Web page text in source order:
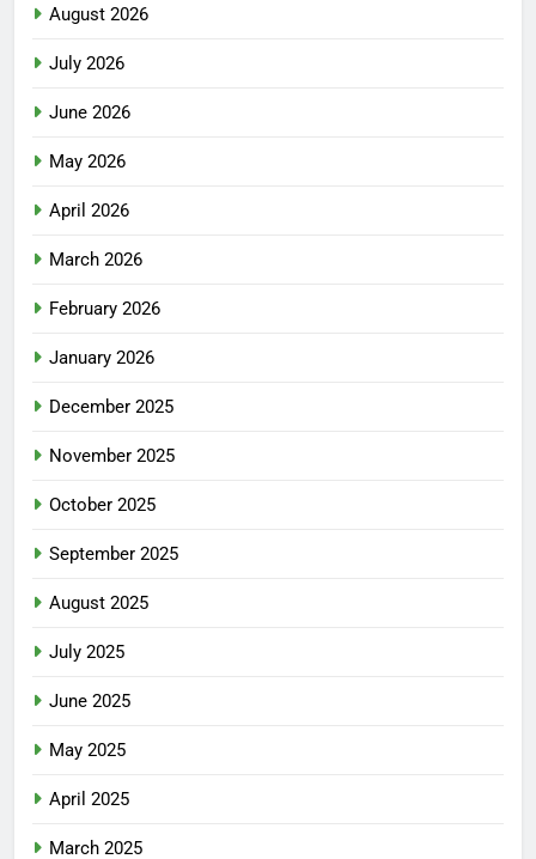
August 2026
July 2026
June 2026
May 2026
April 2026
March 2026
February 2026
January 2026
December 2025
November 2025
October 2025
September 2025
August 2025
July 2025
June 2025
May 2025
April 2025
March 2025